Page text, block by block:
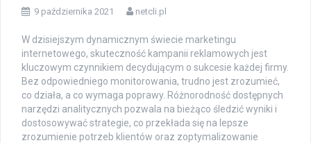
9 października 2021 netcli.pl
W dzisiejszym dynamicznym świecie marketingu
internetowego, skuteczność kampanii reklamowych jest
kluczowym czynnikiem decydującym o sukcesie każdej firmy.
Bez odpowiedniego monitorowania, trudno jest zrozumieć,
co działa, a co wymaga poprawy. Różnorodność dostępnych
narzędzi analitycznych pozwala na bieżąco śledzić wyniki i
dostosowywać strategie, co przekłada się na lepsze
zrozumienie potrzeb klientów oraz zoptymalizowanie